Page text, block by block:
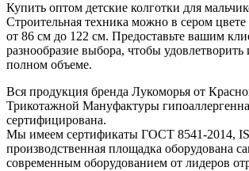
Купить оптом детские колготки для
Cтроительная техника можно в сером
от 86 см до 122 см. Предоставьте вашим
разнообразие выбора, чтобы удовлетворить
полном объеме.
Вся продукция бренда Лукоморья от
Трикотажной Мануфактуры
сертифицирована.
Мы имеем сертификаты ГОСТ 8541-2014,
производственная площадка оборудована
современным оборудованием от лидеров